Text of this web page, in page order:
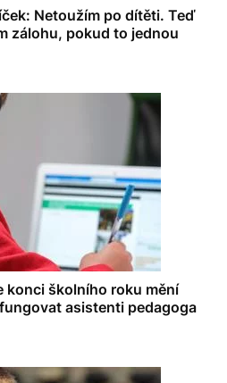
Netoužím po dítěti. Teď
zálohu, pokud to jednou
konci školního roku mění
asistenti pedagoga